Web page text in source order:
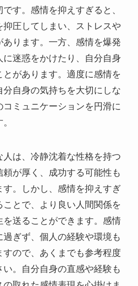
す。感情を抑えすぎると、
抑圧してしまい、ストレスや
ります。一方、感情を爆発
に迷惑をかけたり、自分自身
があります。適度に感情を
自身の気持ちを大切にしな
コミュニケーションを円滑に
人は、冷静沈着な性格を持つ
が厚く、成功する可能性も
す。しかし、感情を抑えすぎ
とで、より良い人間関係を
送ることができます。感情
ぎず、個人の経験や環境も
ので、あくまでも参考程度
。自分自身の直感や経験も